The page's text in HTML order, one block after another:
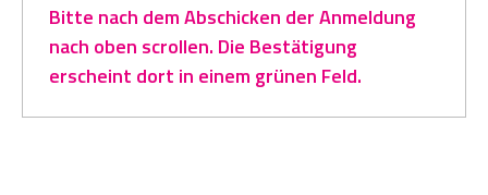
Bitte nach dem Abschicken der Anmeldung
nach oben scrollen. Die Bestätigung
erscheint dort in einem grünen Feld.